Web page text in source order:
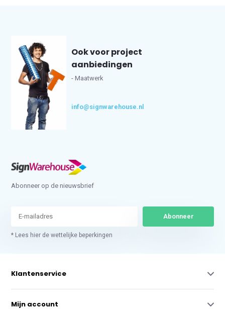
Ook voor project
aanbiedingen
- Maatwerk
info@signwarehouse.nl
Abonneer op de nieuwsbrief
Abonneer
* Lees hier de wettelijke beperkingen
Klantenservice
Mijn account